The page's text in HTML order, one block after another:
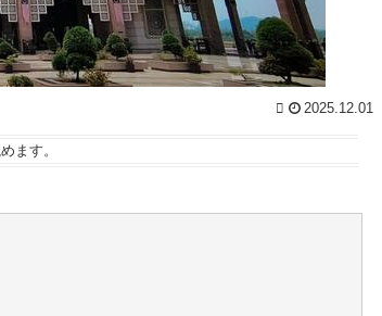
朗報】長野桃羽「嗣永桃子さんと道重さゆみさん
のアイドル像」 / おまとめアンテナ (8/6 13:38)
by livedoor 相互RSS
2025.12.01
ます。